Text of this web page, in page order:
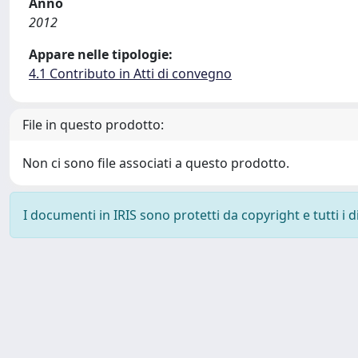
2012
Appare nelle tipologie:
4.1 Contributo in Atti di convegno
File in questo prodotto:
Non ci sono file associati a questo prodotto.
I documenti in IRIS sono protetti da copyright e tutti i